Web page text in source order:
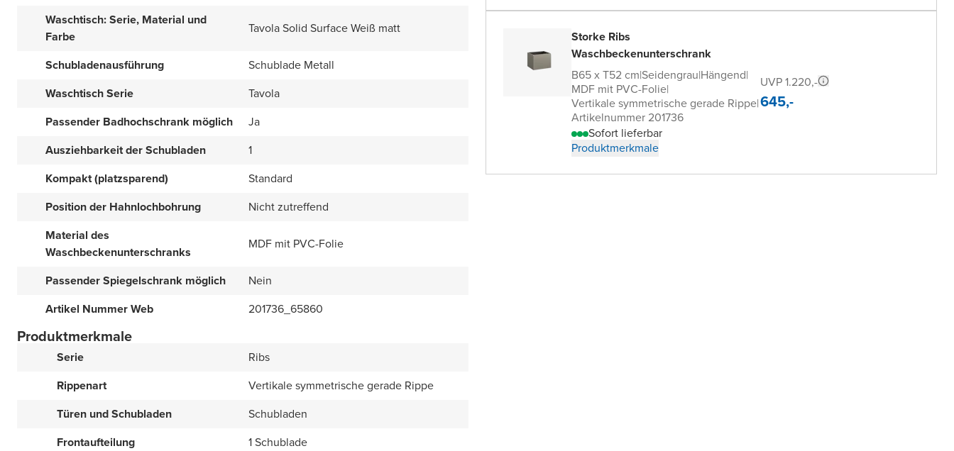
Waschtisch: Serie, Material und
Farbe
Tavola Solid Surface Weiß matt
Schubladenausführung
Schublade Metall
Waschtisch Serie
Tavola
Passender Badhochschrank möglich
Ja
Ausziehbarkeit der Schubladen
1
Kompakt (platzsparend)
Standard
Position der Hahnlochbohrung
Nicht zutreffend
Material des
Waschbeckenunterschranks
MDF mit PVC-Folie
Passender Spiegelschrank möglich
Nein
Artikel Nummer Web
201736_65860
Produktmerkmale
Serie
Ribs
Rippenart
Vertikale symmetrische gerade Rippe
Türen und Schubladen
Schubladen
Frontaufteilung
1 Schublade
Storke Ribs
Waschbeckenunterschrank
B65 x T52 cm|Seidengrau|Hängend|
MDF mit PVC-Folie|
Vertikale symmetrische gerade Rippe|
Artikelnummer 201736
Sofort lieferbar
Produktmerkmale
UVP 1.220,-
645,-